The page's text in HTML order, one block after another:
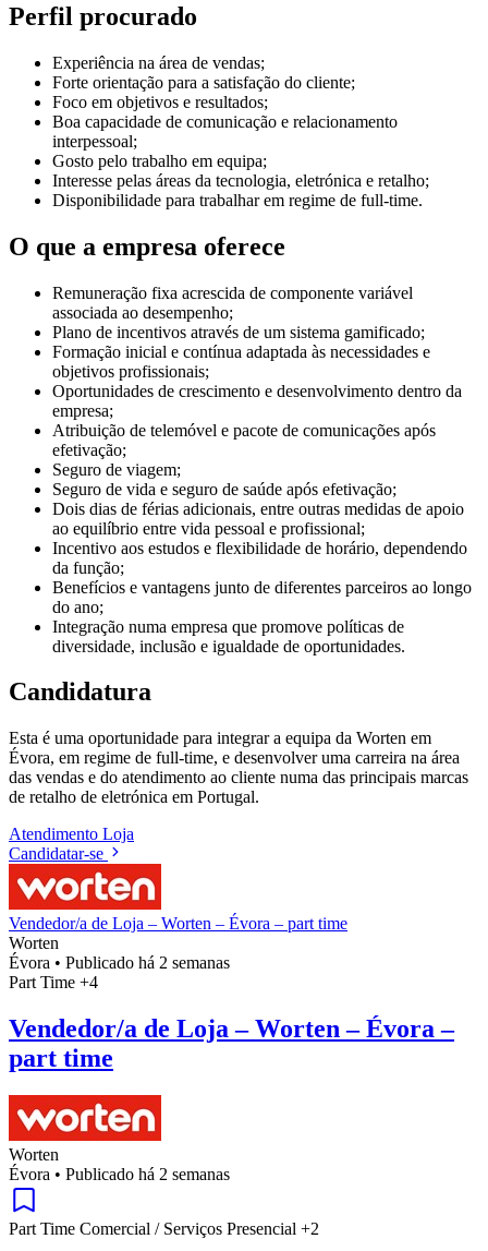
Perfil procurado
Experiência na área de vendas;
Forte orientação para a satisfação do cliente;
Foco em objetivos e resultados;
Boa capacidade de comunicação e relacionamento
interpessoal;
Gosto pelo trabalho em equipa;
Interesse pelas áreas da tecnologia, eletrónica e retalho;
Disponibilidade para trabalhar em regime de full-time.
O que a empresa oferece
Remuneração fixa acrescida de componente variável
associada ao desempenho;
Plano de incentivos através de um sistema gamificado;
Formação inicial e contínua adaptada às necessidades e
objetivos profissionais;
Oportunidades de crescimento e desenvolvimento dentro da
empresa;
Atribuição de telemóvel e pacote de comunicações após
efetivação;
Seguro de viagem;
Seguro de vida e seguro de saúde após efetivação;
Dois dias de férias adicionais, entre outras medidas de apoio
ao equilíbrio entre vida pessoal e profissional;
Incentivo aos estudos e flexibilidade de horário, dependendo
da função;
Benefícios e vantagens junto de diferentes parceiros ao longo
do ano;
Integração numa empresa que promove políticas de
diversidade, inclusão e igualdade de oportunidades.
Candidatura
Esta é uma oportunidade para integrar a equipa da Worten em
Évora, em regime de full-time, e desenvolver uma carreira na área
das vendas e do atendimento ao cliente numa das principais marcas
de retalho de eletrónica em Portugal.
Atendimento Loja
Candidatar-se
Vendedor/a de Loja – Worten – Évora – part time
Worten
Évora • Publicado há 2 semanas
Part Time +4
Vendedor/a de Loja – Worten – Évora –
part time
Worten
Évora • Publicado há 2 semanas
Part Time Comercial / Serviços Presencial +2